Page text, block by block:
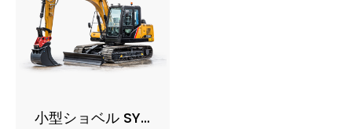
小型ショベル SY135C